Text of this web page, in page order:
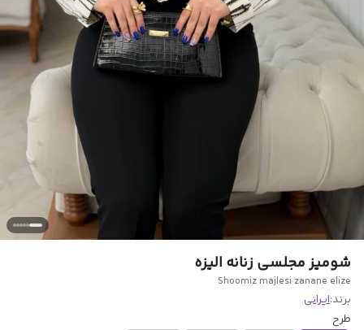
شومیز مجلسی زنانه الیزه
Shoomiz majlesi zanane elize
برند:ایرانی
طرح